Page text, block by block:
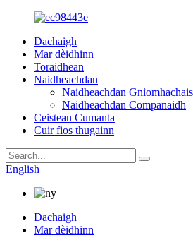
Dachaigh
Mar dèidhinn
Toraidhean
Naidheachdan
Naidheachdan Gnìomhachais
Naidheachdan Companaidh
Ceistean Cumanta
Cuir fios thugainn
English
Dachaigh
Mar dèidhinn